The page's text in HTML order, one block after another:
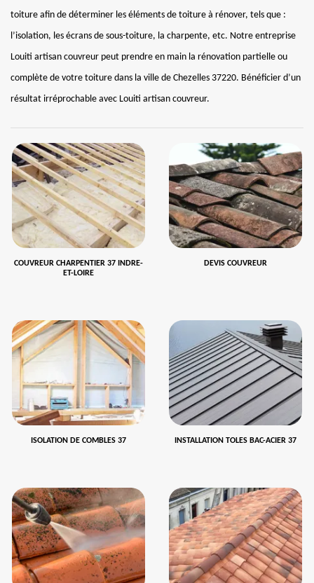
toiture afin de déterminer les éléments de toiture à rénover, tels que :
l’isolation, les écrans de sous-toiture, la charpente, etc. Notre entreprise
Louiti artisan couvreur peut prendre en main la rénovation partielle ou
complète de votre toiture dans la ville de Chezelles 37220. Bénéficier d’un
résultat irréprochable avec Louiti artisan couvreur.
COUVREUR CHARPENTIER 37 INDRE-
ET-LOIRE
DEVIS COUVREUR
ISOLATION DE COMBLES 37 INSTALLATION TOLES BAC-ACIER 37